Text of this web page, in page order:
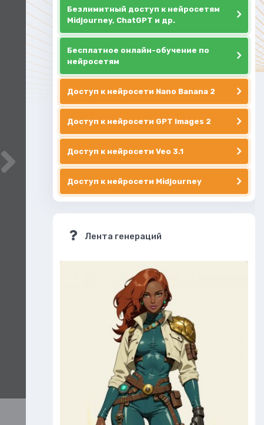
Безлимитный доступ к нейросетям
Midjourney, ChatGPT и др.
Бесплатное онлайн-обучение по
нейросетям
Доступ к нейросети Nano Banana 2
Доступ к нейросети GPT Images 2
Доступ к нейросети Veo 3.1
Доступ к нейросети Midjourney
Лента генераций